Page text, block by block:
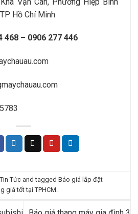
Hồ Chí Minh
468 – 0906 277 446
Tin Tức and taggedBáo giá lắp đặt
giá tốt tại TPHCM.